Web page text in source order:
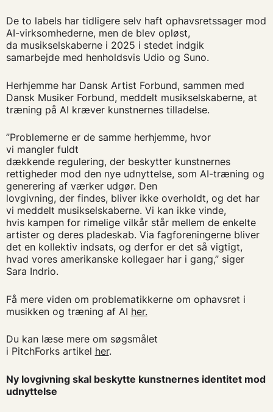
De to labels har tidligere selv haft ophavsretssager mod
AI-virksomhederne, men de blev opløst,
da musikselskaberne i 2025 i stedet indgik
samarbejde med henholdsvis Udio og Suno.
Herhjemme har Dansk Artist Forbund, sammen med
Dansk Musiker Forbund, meddelt musikselskaberne, at
træning på AI kræver kunstnernes tilladelse.
”Problemerne er de samme herhjemme, hvor
vi mangler fuldt
dækkende regulering, der beskytter kunstnernes
rettigheder mod den nye udnyttelse, som AI-træning og
generering af værker udgør. Den
lovgivning, der findes, bliver ikke overholdt, og det har
vi meddelt musikselskaberne. Vi kan ikke vinde,
hvis kampen for rimelige vilkår står mellem de enkelte
artister og deres pladeskab. Via fagforeningerne bliver
det en kollektiv indsats, og derfor er det så vigtigt,
hvad vores amerikanske kollegaer har i gang,” siger
Sara Indrio.
Få mere viden om problematikkerne om ophavsret i
musikken og træning af AI her.
Du kan læse mere om søgsmålet
i PitchForks artikel her.
Ny lovgivning skal beskytte kunstnernes identitet mod
udnyttelse